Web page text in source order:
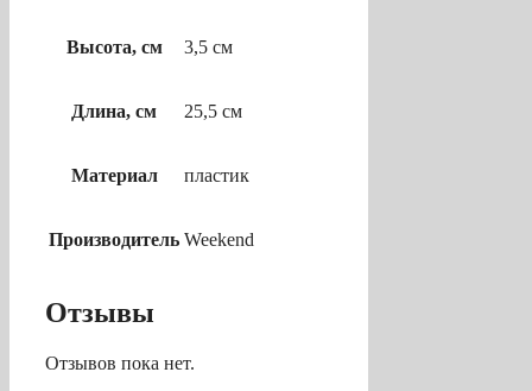
Высота, см 3,5 см
Длина, см 25,5 см
Материал пластик
Производитель Weekend
Отзывы
Отзывов пока нет.